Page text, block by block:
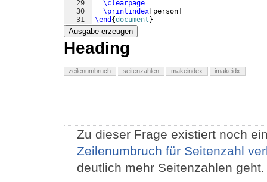
29
30
31
\clearpage
\printindex person
\end {document }
Ausgabe erzeugen
Heading
zeilenumbruch seitenzahlen makeindex imakeidx
Zu dieser Frage existiert noch
Zeilenumbruch für Seitenzahl
deutlich mehr Seitenzahlen geht.